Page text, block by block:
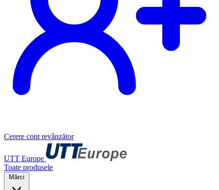
Cerere cont revânzător
UTT Europe
Toate produsele
Mărci